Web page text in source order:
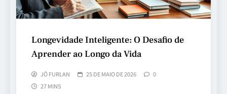
Longevidade Inteligente: O Desafio de
Aprender ao Longo da Vida
JÔ FURLAN 25 DE MAIO DE 2026
0
27 MINS